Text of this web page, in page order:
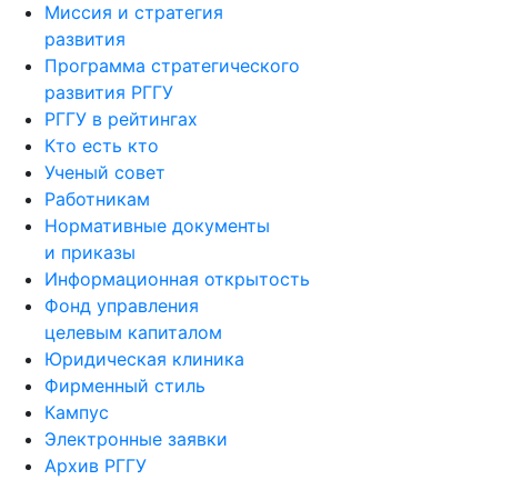
Миссия и стратегия
развития
Программа стратегического
развития РГГУ
РГГУ в рейтингах
Кто есть кто
Ученый совет
Работникам
Нормативные документы
и приказы
Информационная открытость
Фонд управления
целевым капиталом
Юридическая клиника
Фирменный стиль
Кампус
Электронные заявки
Архив РГГУ